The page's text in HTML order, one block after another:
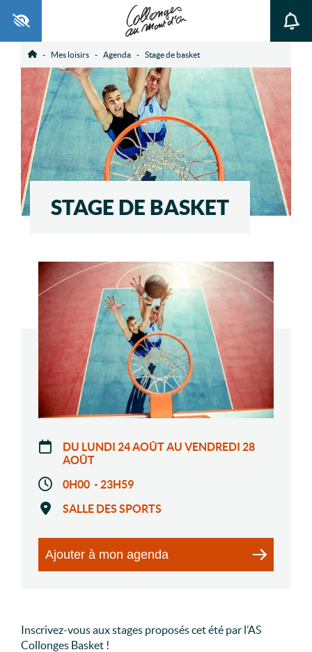
Mes loisirs Agenda Stage de basket
STAGE DE BASKET
DU LUNDI 24 AOÛT AU VENDREDI 28
AOÛT
0H00 - 23H59
SALLE DES SPORTS
Ajouter à mon agenda
Inscrivez-vous aux stages proposés cet été par l’AS
Collonges Basket !
Ouvrir la barre d’outils